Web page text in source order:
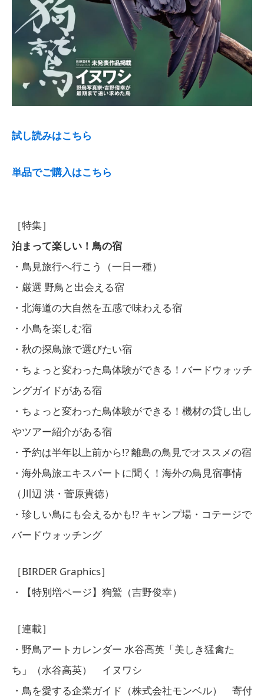
試し読みはこちら
単品でご購入はこちら
［特集］
泊まって楽しい！鳥の宿
・鳥見旅行へ行こう（一日一種）
・厳選 野鳥と出会える宿
・北海道の大自然を五感で味わえる宿
・小鳥を楽しむ宿
・秋の探鳥旅で選びたい宿
・ちょっと変わった鳥体験ができる！バードウォッチ
ングガイドがある宿
・ちょっと変わった鳥体験ができる！機材の貸し出し
やツアー紹介がある宿
・予約は半年以上前から!? 離島の鳥見でオススメの宿
・海外鳥旅エキスパートに聞く！海外の鳥見宿事情
（川辺 洪・菅原貴徳）
・珍しい鳥にも会えるかも!? キャンプ場・コテージで
バードウォッチング
［BIRDER Graphics］
・【特別増ページ】狗鷲（吉野俊幸）
［連載］
・野鳥アートカレンダー 水谷高英「美しき猛禽た
ち」（水谷高英） イヌワシ
・鳥を愛する企業ガイド（株式会社モンベル） 寄付